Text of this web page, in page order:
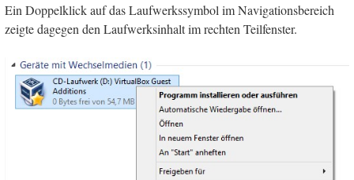
Ein Doppelklick auf das Laufwerkssymbol im Navigationsbereich
zeigte dagegen den Laufwerksinhalt im rechten Teilfenster.